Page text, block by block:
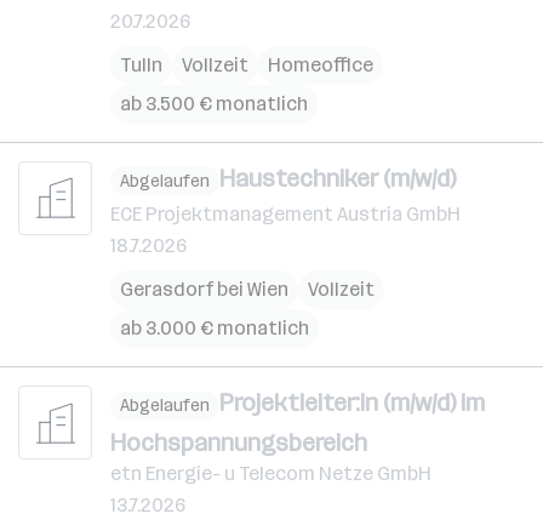
20.7.2026
Tulln
Vollzeit
Homeoffice
ab 3.500 € monatlich
Abgelaufen Haustechniker (m/w/d)
ECE Projektmanagement Austria GmbH
18.7.2026
Gerasdorf bei Wien
Vollzeit
ab 3.000 € monatlich
Abgelaufen Projektleiter:in (m/w/d) im
Hochspannungsbereich
etn Energie- u Telecom Netze GmbH
13.7.2026